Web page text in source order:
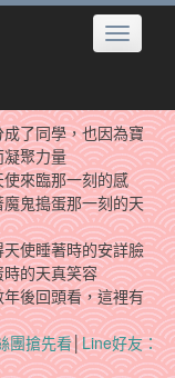
Toggle
了同學，也因為寶
聚力量
來臨那一刻的感
鬼搗蛋那一刻的天
使睡著時的安詳臉
的天真笑容
後回頭看，這裡有
團搶先看│Line好友：